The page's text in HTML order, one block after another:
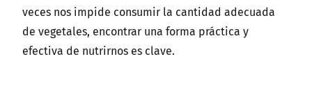
veces nos impide consumir la cantidad adecuada
de vegetales, encontrar una forma práctica y
efectiva de nutrirnos es clave.